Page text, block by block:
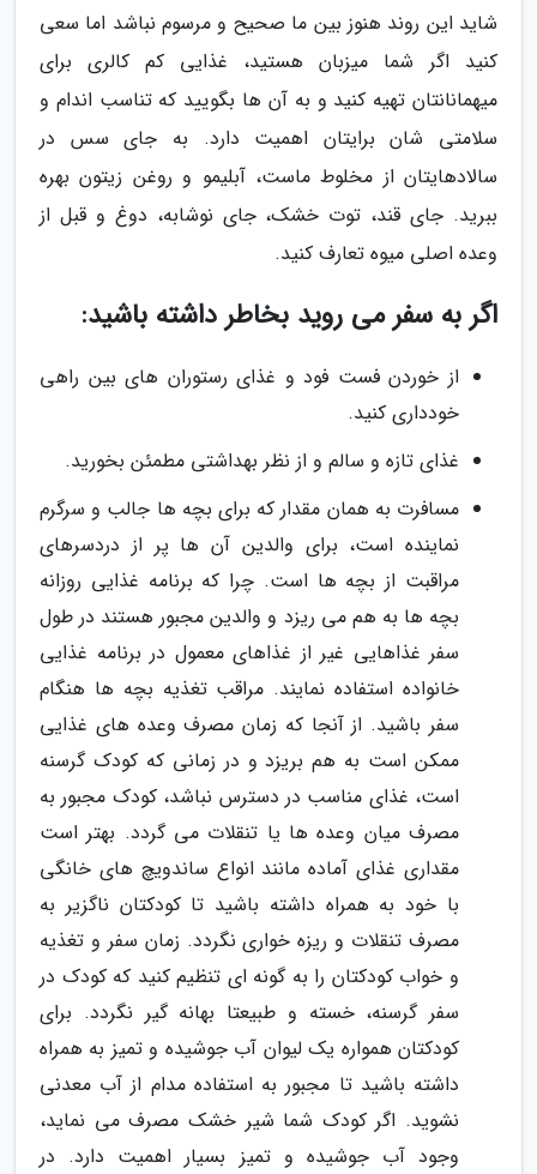
شاید این روند هنوز بین ما صحیح و مرسوم نباشد اما سعی
کنید اگر شما میزبان هستید، غذایی کم کالری برای
میهمانانتان تهیه کنید و به آن ها بگویید که تناسب اندام و
سلامتی شان برایتان اهمیت دارد. به جای سس در
سالادهایتان از مخلوط ماست، آبلیمو و روغن زیتون بهره
ببرید. جای قند، توت خشک، جای نوشابه، دوغ و قبل از
وعده اصلی میوه تعارف کنید.
اگر به سفر می روید بخاطر داشته باشید:
از خوردن فست فود و غذای رستوران های بین راهی
خودداری کنید.
غذای تازه و سالم و از نظر بهداشتی مطمئن بخورید.
مسافرت به همان مقدار که برای بچه ها جالب و سرگرم
نماینده است، برای والدین آن ها پر از دردسرهای
مراقبت از بچه ها است. چرا که برنامه غذایی روزانه
بچه ها به هم می ریزد و والدین مجبور هستند در طول
سفر غذاهایی غیر از غذاهای معمول در برنامه غذایی
خانواده استفاده نمایند. مراقب تغذیه بچه ها هنگام
سفر باشید. از آنجا که زمان مصرف وعده های غذایی
ممکن است به هم بریزد و در زمانی که کودک گرسنه
است، غذای مناسب در دسترس نباشد، کودک مجبور به
مصرف میان وعده ها یا تنقلات می گردد. بهتر است
مقداری غذای آماده مانند انواع ساندویچ های خانگی
با خود به همراه داشته باشید تا کودکتان ناگزیر به
مصرف تنقلات و ریزه خواری نگردد. زمان سفر و تغذیه
و خواب کودکتان را به گونه ای تنظیم کنید که کودک در
سفر گرسنه، خسته و طبیعتا بهانه گیر نگردد. برای
کودکتان همواره یک لیوان آب جوشیده و تمیز به همراه
داشته باشید تا مجبور به استفاده مدام از آب معدنی
نشوید. اگر کودک شما شیر خشک مصرف می نماید،
وجود آب جوشیده و تمیز بسیار اهمیت دارد. در